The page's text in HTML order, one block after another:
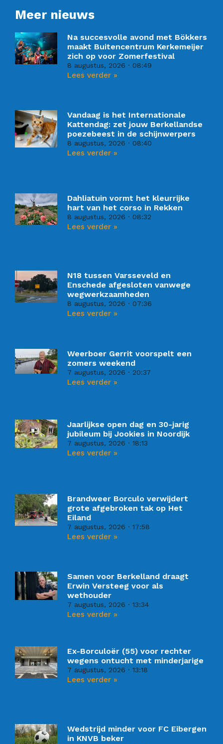
Meer nieuws
Na succesvolle avond met Bökkers
maakt Buitencentrum Kerkemeijer
zich op voor Zomerfestival
8 augustus, 2026 08:49
Lees verder »
Vandaag is het Internationale
Kattendag: zet jouw Berkellandse
poezebeest in de schijnwerpers
8 augustus, 2026 08:40
Lees verder »
Dahliatuin vormt het kleurrijke
hart van het corso in Rekken
8 augustus, 2026 08:32
Lees verder »
N18 tussen Varsseveld en
Enschede afgesloten vanwege
wegwerkzaamheden
8 augustus, 2026 07:36
Lees verder »
Weerboer Gerrit voorspelt een
zomers weekend
7 augustus, 2026 20:37
Lees verder »
Jaarlijkse open dag en 30-jarig
jubileum bij Jookies in Noordijk
7 augustus, 2026 18:13
Lees verder »
Brandweer Borculo verwijdert
grote afgebroken tak op Het
Eiland
7 augustus, 2026 17:58
Lees verder »
Samen voor Berkelland draagt
Erwin Versteeg voor als
wethouder
7 augustus, 2026 13:34
Lees verder »
Ex-Borculoër (55) voor rechter
wegens ontucht met minderjarige
7 augustus, 2026 13:18
Lees verder »
Wedstrijd minder voor FC Eibergen
in KNVB beker